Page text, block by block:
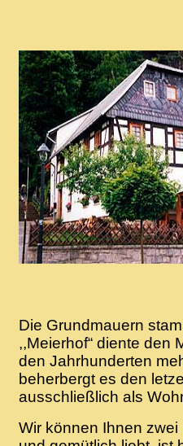
Die Grundmauern
,,Meierhof“ diente den
den Jahrhunderten
beherbergt es den
ausschließlich als
Wir können Ihnen